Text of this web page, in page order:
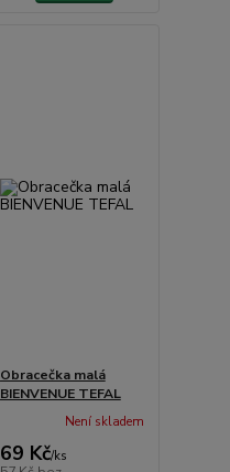
Obracečka malá
BIENVENUE TEFAL
69 Kč/ks
Není skladem